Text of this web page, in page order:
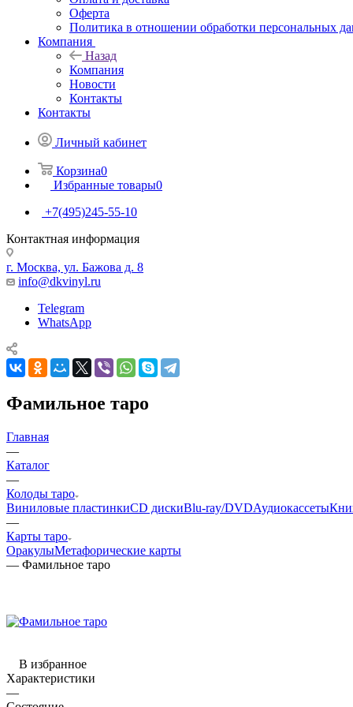
Оферта
Политика в отношении обработки персональных
Компания
Назад
Компания
Новости
Контакты
Контакты
Личный кабинет
Корзина0
Избранные товары0
+7(495)245-55-10
Контактная информация
г. Москва, ул. Бажова д. 8
info@dkvinyl.ru
Telegram
WhatsApp
Фамильное таро
Главная
—
Каталог
—
Колоды таро
Виниловые пластинкиCD дискиBlu-ray/DVDАудиокассеты
—
Карты таро
ОракулыМетафорические карты
— Фамильное таро
В избранное
Характеристики
—